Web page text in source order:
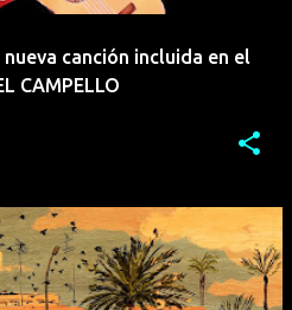
canción incluida en el
CAMPELLO